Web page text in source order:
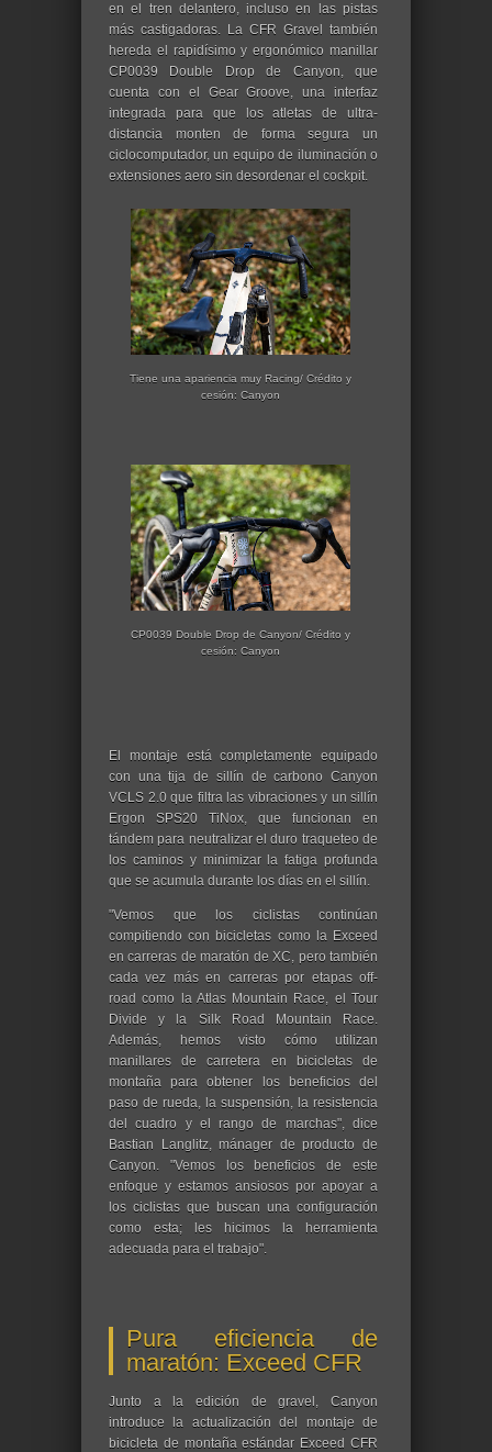
en el tren delantero, incluso en las pistas
más castigadoras. La CFR Gravel también
hereda el rapidísimo y ergonómico manillar
CP0039 Double Drop de Canyon, que
cuenta con el Gear Groove, una interfaz
integrada para que los atletas de ultra-
distancia monten de forma segura un
ciclocomputador, un equipo de iluminación o
extensiones aero sin desordenar el cockpit.
Tiene una apariencia muy Racing/ Crédito y
cesión: Canyon
CP0039 Double Drop de Canyon/ Crédito y
cesión: Canyon
El montaje está completamente equipado
con una tija de sillín de carbono Canyon
VCLS 2.0 que filtra las vibraciones y un sillín
Ergon SPS20 TiNox, que funcionan en
tándem para neutralizar el duro traqueteo de
los caminos y minimizar la fatiga profunda
que se acumula durante los días en el sillín.
"Vemos que los ciclistas continúan
compitiendo con bicicletas como la Exceed
en carreras de maratón de XC, pero también
cada vez más en carreras por etapas off-
road como la Atlas Mountain Race, el Tour
Divide y la Silk Road Mountain Race.
Además, hemos visto cómo utilizan
manillares de carretera en bicicletas de
montaña para obtener los beneficios del
paso de rueda, la suspensión, la resistencia
del cuadro y el rango de marchas", dice
Bastian Langlitz, mánager de producto de
Canyon. "Vemos los beneficios de este
enfoque y estamos ansiosos por apoyar a
los ciclistas que buscan una configuración
como esta; les hicimos la herramienta
adecuada para el trabajo".
Pura eficiencia de
maratón: Exceed CFR
Junto a la edición de gravel, Canyon
introduce la actualización del montaje de
bicicleta de montaña estándar Exceed CFR